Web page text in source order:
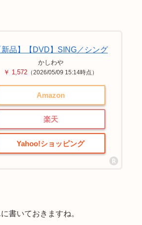
新品】【DVD】SING／シング
かしわや
￥ 1,572 （2026/05/09 15:14時点）
Amazon
楽天
Yahoo!ショッピング
書いておきますね。